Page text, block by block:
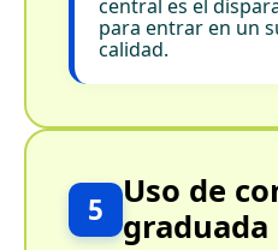
central es el
para entrar en un
calidad.
5
Uso de
graduada